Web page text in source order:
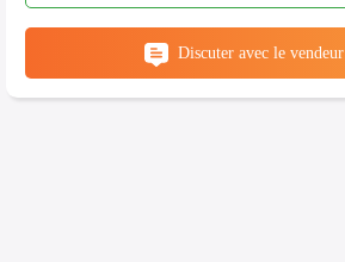
Discuter avec le vendeur